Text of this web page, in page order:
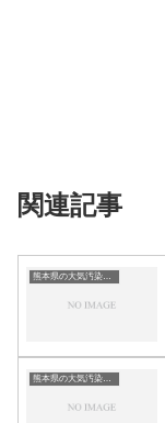
関連記事
熊本県の大気汚染・PM2.5・黄砂・エアロゾルの数値
熊本県の大気汚染・PM2.5・黄砂・エアロゾルの数値